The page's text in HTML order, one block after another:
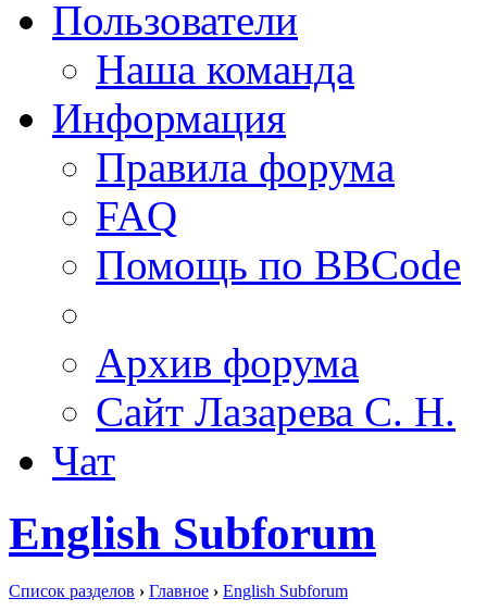
Пользователи
Наша команда
Информация
Правила форума
FAQ
Помощь по BBCode
Архив форума
Сайт Лазарева С. Н.
Чат
English Subforum
Список разделов › Главное › English Subforum